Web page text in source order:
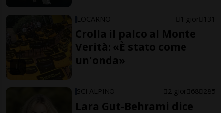
LOCARNO 1 gior 131
Crolla il palco al Monte
Verità: «È stato come
un'onda»
SCI ALPINO 2 gior 68 285
Lara Gut-Behrami dice